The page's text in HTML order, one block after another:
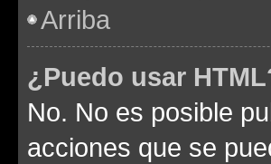
Arriba
¿Puedo usar
No. No es posible
acciones que se